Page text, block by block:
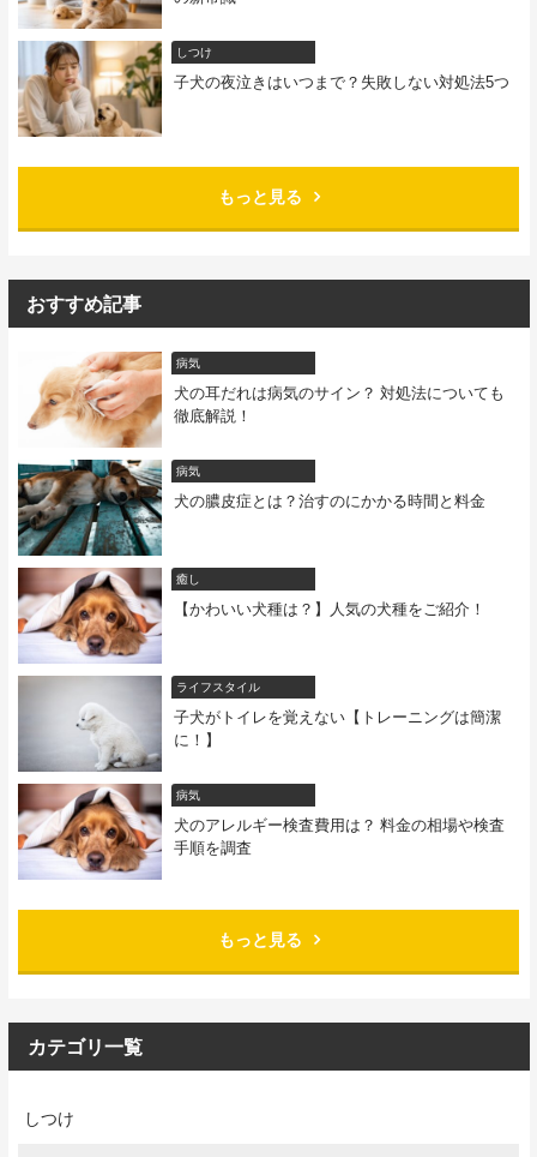
しつけ
子犬の夜泣きはいつまで？失敗しない対処法5つ
もっと見る
おすすめ記事
病気
犬の耳だれは病気のサイン？ 対処法についても
徹底解説！
病気
犬の膿皮症とは？治すのにかかる時間と料金
癒し
【かわいい犬種は？】人気の犬種をご紹介！
ライフスタイル
子犬がトイレを覚えない【トレーニングは簡潔
に！】
病気
犬のアレルギー検査費用は？ 料金の相場や検査
手順を調査
もっと見る
カテゴリ一覧
しつけ